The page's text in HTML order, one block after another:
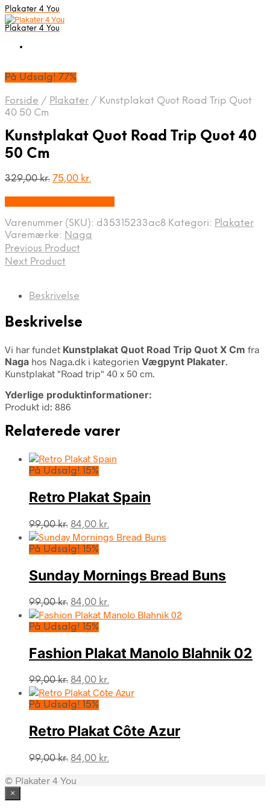
Plakater 4 You
Plakater 4 You
På Udsalg! 77%
Forside / Plakater / Kunstplakat Quot Road Trip Quot
40 50 Cm
Kunstplakat Quot Road Trip Quot 40
50 Cm
329,00kr. Den
329,00 kr..
75,00 kr.Den
75,00 kr..
Varenummer (SKU): d35315233ac8 Kategori: Plakater
Varemærke: Naga
Previous Product
Next Product
Beskrivelse
Beskrivelse
Vi har fundet Kunstplakat Quot Road Trip Quot X Cm fra
Naga hos Naga.dk i kategorien Vægpynt Plakater.
Kunstplakat "Road trip" 40 x 50 cm.
Yderlige produktinformationer:
Produkt id: 886
Relaterede varer
På Udsalg! 15%
Retro Plakat Spain
99,00kr. Den
oprindelige
pris
99,00 kr..
84,00 kr.
aktuelle
84,00 kr..
På Udsalg! 15%
Sunday Mornings Bread Buns
99,00kr. Den
oprindelige
pris
99,00 kr..
84,00 kr.
aktuelle
84,00 kr..
På Udsalg! 15%
Fashion Plakat Manolo Blahnik 02
99,00kr. Den
oprindelige
pris
99,00 kr..
84,00 kr.
aktuelle
84,00 kr..
På Udsalg! 15%
Retro Plakat Côte Azur
99,00kr. Den
pris
84,00 kr.
© Plakater 4 You
×